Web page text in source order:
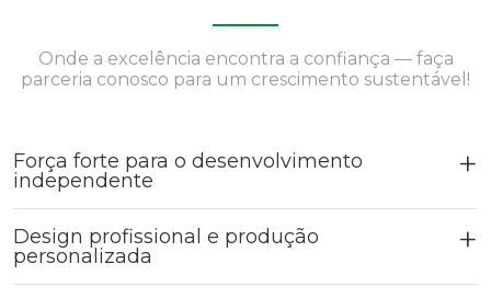
Onde a excelência encontra a confiança — faça
parceria conosco para um crescimento sustentável!
Força forte para o desenvolvimento
independente
Design profissional e produção
personalizada